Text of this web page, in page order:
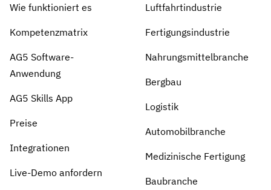
Wie funktioniert es
Kompetenzmatrix
AG5 Software-
Anwendung
AG5 Skills App
Preise
Integrationen
Live-Demo anfordern
Luftfahrtindustrie
Fertigungsindustrie
Nahrungsmittelbranche
Bergbau
Logistik
Automobilbranche
Medizinische Fertigung
Baubranche